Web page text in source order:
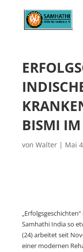
BISMI
von Walter| Mai
Samhathi India so
(24) arbeitet seit
einer modernen